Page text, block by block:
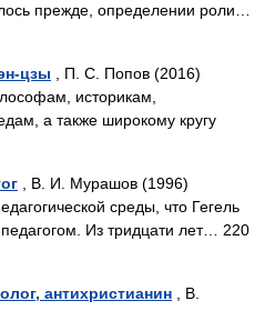
прежде, определении роли…
цзы , П. С. Попов (2016)
историкам,
а также широкому кругу
, В. И. Мурашов (1996)
среды, что Гегель
Из тридцати лет… 220
антихристианин , В.